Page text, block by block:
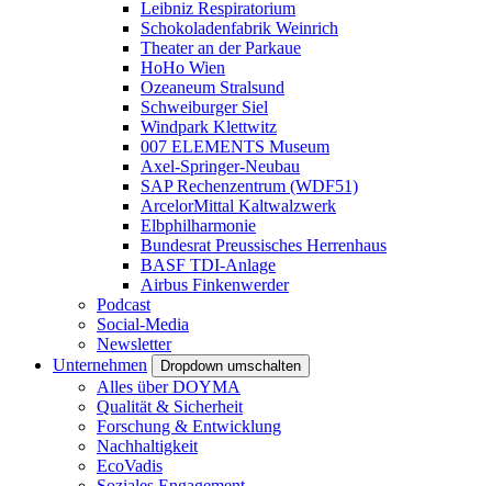
Leibniz Respiratorium
Schokoladenfabrik Weinrich
Theater an der Parkaue
HoHo Wien
Ozeaneum Stralsund
Schweiburger Siel
Windpark Klettwitz
007 ELEMENTS Museum
Axel-Springer-Neubau
SAP Rechenzentrum (WDF51)
ArcelorMittal Kaltwalzwerk
Elbphilharmonie
Bundesrat Preussisches Herrenhaus
BASF TDI-Anlage
Airbus Finkenwerder
Podcast
Social-Media
Newsletter
Unternehmen
Dropdown umschalten
Alles über DOYMA
Qualität & Sicherheit
Forschung & Entwicklung
Nachhaltigkeit
EcoVadis